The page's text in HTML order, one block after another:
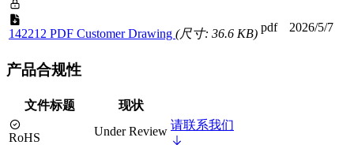
142212 PDF Customer Drawing (尺寸: 36.6 KB) pdf 2026/5/7
产品合规性
文件标题 现状
RoHS Under Review 请联系我们